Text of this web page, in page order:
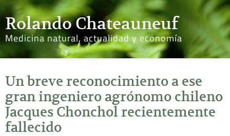
Rolando Chateauneuf
Medicina natural, actualidad y economía
Un breve reconocimiento a ese
gran ingeniero agrónomo chileno
Jacques Chonchol recientemente
fallecido